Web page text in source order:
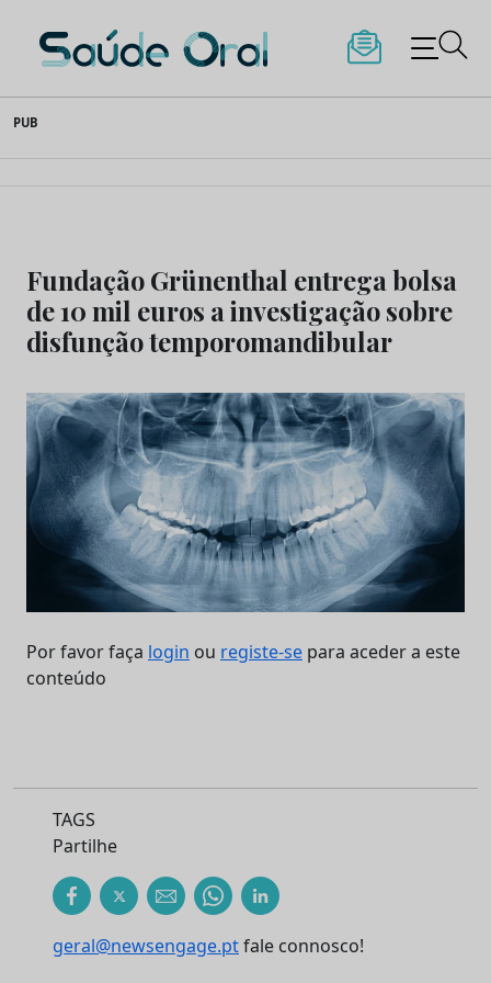
to
content
Saúde Oral
PUB
Fundação Grünenthal entrega bolsa
de 10 mil euros a investigação sobre
disfunção temporomandibular
Por favor faça login ou registe-se para aceder a este
conteúdo
TAGS
Partilhe
geral@newsengage.ptfale connosco!